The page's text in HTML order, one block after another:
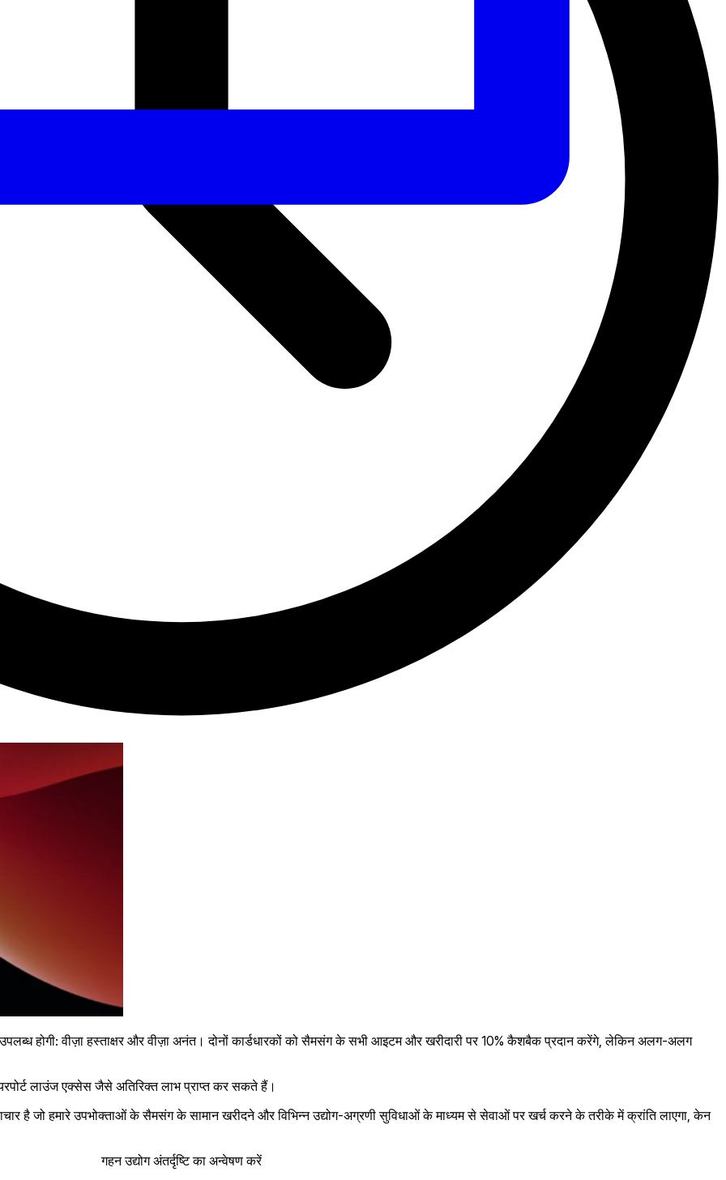
होगी: वीज़ा हस्ताक्षर और वीज़ा अनंत। दोनों कार्डधारकों को सैमसंग के सभी आइटम और खरीदारी पर 10% कैशबैक प्रदान करेंगे, लेकिन अलग-अलग
लाउंज एक्सेस जैसे अतिरिक्त लाभ प्राप्त कर सकते हैं।
नवाचार है जो हमारे उपभोक्ताओं के सैमसंग के सामान खरीदने और विभिन्न उद्योग-अग्रणी सुविधाओं के माध्यम से सेवाओं पर खर्च करने के तरीके में क्रांति लाएगा, केन
गहन उद्योग अंतर्दृष्टि का अन्वेषण करें